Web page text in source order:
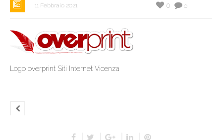
11 Febbraio 2021 0
0
Logo overprint Siti Internet Vicenza